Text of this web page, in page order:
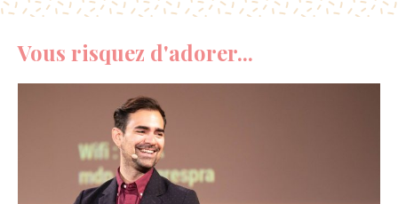
Vous risquez d'adorer...